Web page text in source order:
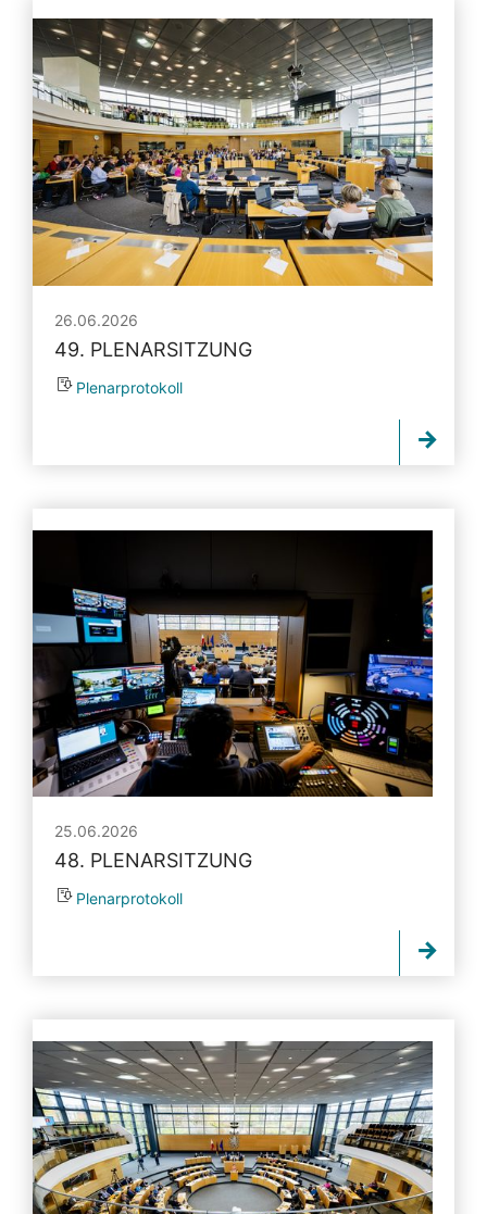
26.06.2026
49. PLENARSITZUNG
Plenarprotokoll
25.06.2026
48. PLENARSITZUNG
Plenarprotokoll